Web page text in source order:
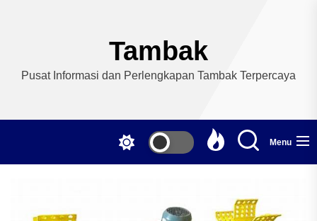
Tambak
Pusat Informasi dan Perlengkapan Tambak Terpercaya
Menu